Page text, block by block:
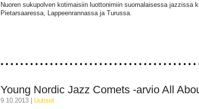
Nuoren sukupolven kotimaisiin luottonimiin suomalaisessa jazzissa
Pietarsaaressa, Lappeenrannassa ja Turussa.
Young Nordic Jazz Comets -arvio All
9.10.2013 | uutiset